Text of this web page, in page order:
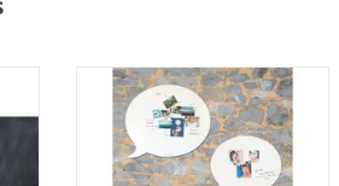
Tekstballon whiteboard
Beschrijfbaar met whiteboardstift
én magneetbord.
Tijdloos design. Past in elke